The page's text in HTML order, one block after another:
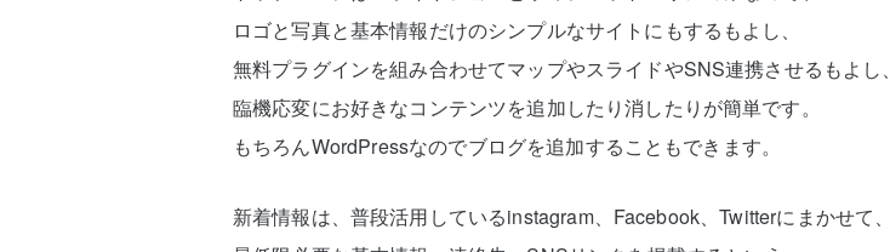
ロゴと写真と基本情報だけのシンプルなサイトにもするもよし、
無料プラグインを組み合わせてマップやスライドやSNS連携させるもよし、
臨機応変にお好きなコンテンツを追加したり消したりが簡単です。
もちろんWordPressなのでブログを追加することもできます。
新着情報は、普段活用しているinstagram、Facebook、Twitterにまかせて、